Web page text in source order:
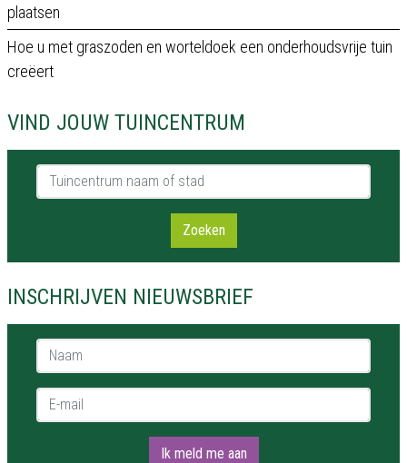
plaatsen
Hoe u met graszoden en worteldoek een onderhoudsvrije tuin
creëert
VIND JOUW TUINCENTRUM
Tuincentrum naam of stad
Zoeken
INSCHRIJVEN NIEUWSBRIEF
Naam *
E-mail *
Ik meld me aan